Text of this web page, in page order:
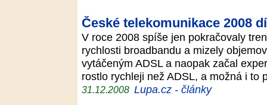
České telekomunikace 2008
V roce 2008 spíše jen pokračovaly
rychlosti broadbandu a mizely
vytáčeným ADSL a naopak začal
rostlo rychleji než ADSL, a možná i
31.12.2008 Lupa.cz - články